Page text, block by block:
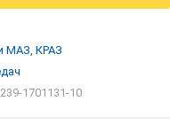
МАЗ, КРАЗ
1701131-10